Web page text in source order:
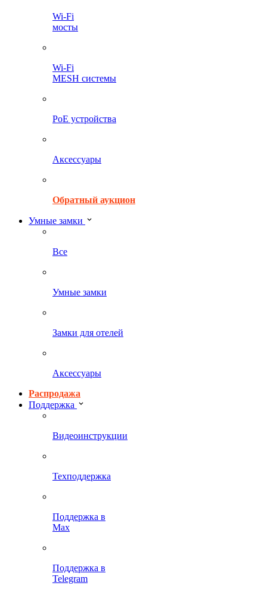
Wi-Fi
мосты
Wi-Fi
MESH системы
PoE устройства
Аксессуары
Обратный аукцион
Умные замки
Все
Умные замки
Замки для отелей
Аксессуары
Распродажа
Поддержка
Видеоинструкции
Техподдержка
Поддержка в
Max
Поддержка в
Telegram